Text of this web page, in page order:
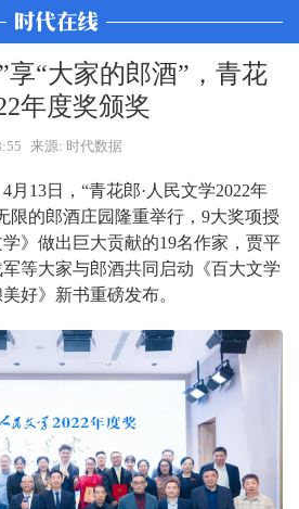
享“大家的郎酒”，青花
年度奖颁奖
来源: 时代数据
4月 13日，“青花郎· 人民文学2022年
限的郎酒庄园隆重举行， 9大奖项授
》做出巨大贡献的19名作家，贾平
等大家与郎酒共同启动《百大文学
好》新书重磅发布。